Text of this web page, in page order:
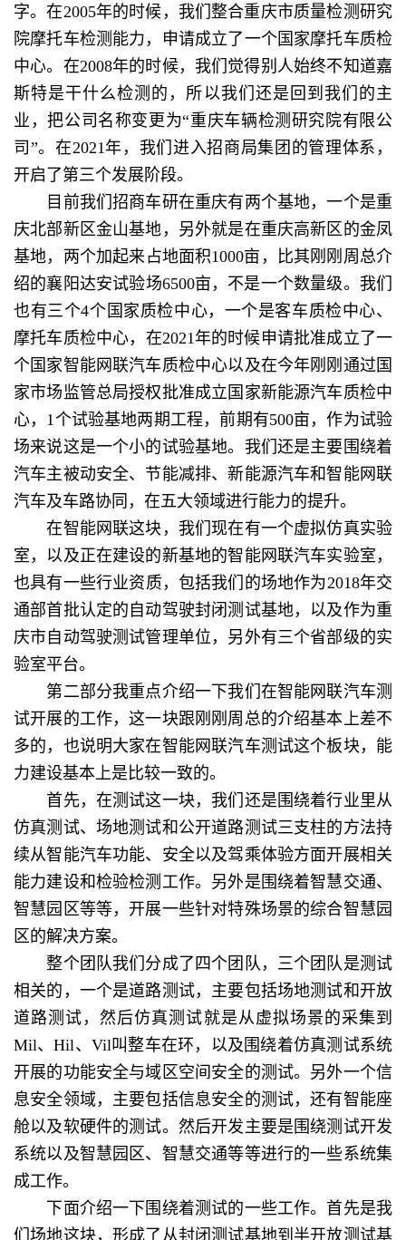
字。在2005年的时候，我们整合重庆市质量检测研究
院摩托车检测能力，申请成立了一个国家摩托车质检
中心。在2008年的时候，我们觉得别人始终不知道嘉
斯特是干什么检测的，所以我们还是回到我们的主
业，把公司名称变更为“重庆车辆检测研究院有限公
司”。在2021年，我们进入招商局集团的管理体系，
开启了第三个发展阶段。
目前我们招商车研在重庆有两个基地，一个是重
庆北部新区金山基地，另外就是在重庆高新区的金凤
基地，两个加起来占地面积1000亩，比其刚刚周总介
绍的襄阳达安试验场6500亩，不是一个数量级。我们
也有三个4个国家质检中心，一个是客车质检中心、
摩托车质检中心，在2021年的时候申请批准成立了一
个国家智能网联汽车质检中心以及在今年刚刚通过国
家市场监管总局授权批准成立国家新能源汽车质检中
心，1个试验基地两期工程，前期有500亩，作为试验
场来说这是一个小的试验基地。我们还是主要围绕着
汽车主被动安全、节能减排、新能源汽车和智能网联
汽车及车路协同，在五大领域进行能力的提升。
在智能网联这块，我们现在有一个虚拟仿真实验
室，以及正在建设的新基地的智能网联汽车实验室，
也具有一些行业资质，包括我们的场地作为2018年交
通部首批认定的自动驾驶封闭测试基地，以及作为重
庆市自动驾驶测试管理单位，另外有三个省部级的实
验室平台。
第二部分我重点介绍一下我们在智能网联汽车测
试开展的工作，这一块跟刚刚周总的介绍基本上差不
多的，也说明大家在智能网联汽车测试这个板块，能
力建设基本上是比较一致的。
首先，在测试这一块，我们还是围绕着行业里从
仿真测试、场地测试和公开道路测试三支柱的方法持
续从智能汽车功能、安全以及驾乘体验方面开展相关
能力建设和检验检测工作。另外是围绕着智慧交通、
智慧园区等等，开展一些针对特殊场景的综合智慧园
区的解决方案。
整个团队我们分成了四个团队，三个团队是测试
相关的，一个是道路测试，主要包括场地测试和开放
道路测试，然后仿真测试就是从虚拟场景的采集到
Mil、Hil、Vil叫整车在环，以及围绕着仿真测试系统
开展的功能安全与域区空间安全的测试。另外一个信
息安全领域，主要包括信息安全的测试，还有智能座
舱以及软硬件的测试。然后开发主要是围绕测试开发
系统以及智慧园区、智慧交通等等进行的一些系统集
成工作。
下面介绍一下围绕着测试的一些工作。首先是我
们场地这块，形成了从封闭测试基地到半开放测试基